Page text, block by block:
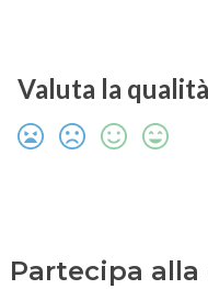
Valuta la
Partecipa